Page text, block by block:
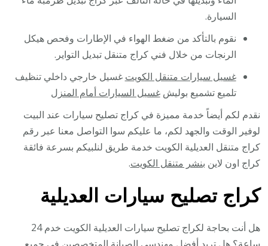
السيارة.
نقوم بالتأكد من ضغط الهواء في الإطارات وفحص هيكل
الرنجات من خلال فني كراج متنقل تبديل التواير.
غسيل سيارات متنقل الكويت غسيل خارجي داخلي تنظيف
تلميع تشميع بوليشغسيل السيارات أمام المنزل
نقدم لكم أيضاً خدمة مميزة في كراج تصليح سيارات عند البيت
لوفير الوقت والجهد لكم، ما عليكم سوا التواصل معنا عبر رقم
كراج متنقل العديلية الكويت خدمة طريق لنلبيكم بسرعة فائقة
كراج اون لاين بنشر متنقل الكويت.
كراج تصليح سيارات العديلية
هل أنت بحاجة لكراج تصليح سيارات العديلية الكويت خدم 24